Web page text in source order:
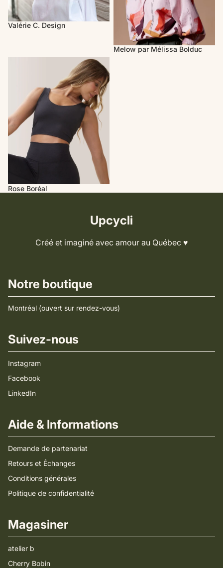
Valérie C. Design
Melow par Mélissa Bolduc
Rose Boréal
Upcycli
Créé et imaginé avec amour au Québec ♥️
Notre boutique
Montréal (ouvert sur rendez-vous)
Suivez-nous
Instagram
Facebook
LinkedIn
Aide & Informations
Demande de partenariat
Retours et Échanges
Conditions générales
Politique de confidentialité
Magasiner
atelier b
Cherry Bobin